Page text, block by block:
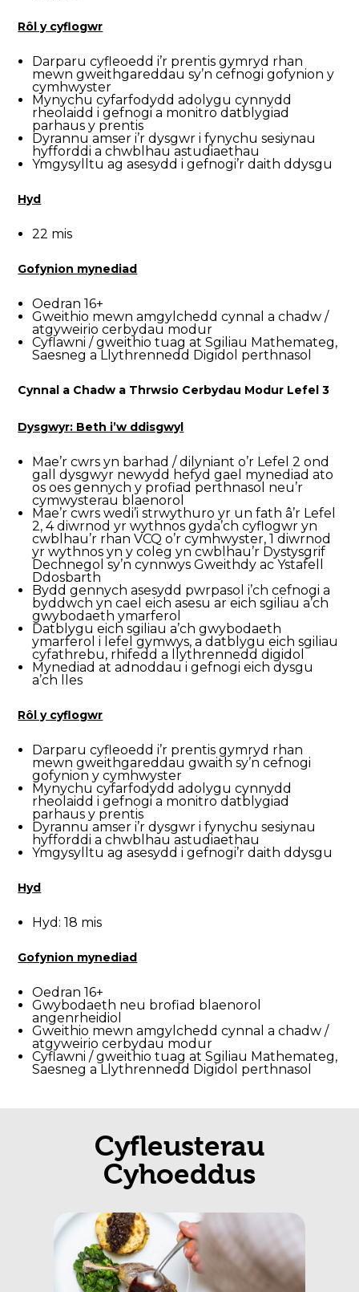
Rôl y cyflogwr
Darparu cyfleoedd i’r prentis gymryd rhan
mewn gweithgareddau sy’n cefnogi gofynion y
cymhwyster
Mynychu cyfarfodydd adolygu cynnydd
rheolaidd i gefnogi a monitro datblygiad
parhaus y prentis
Dyrannu amser i’r dysgwr i fynychu sesiynau
hyfforddi a chwblhau astudiaethau
Ymgysylltu ag asesydd i gefnogi’r daith ddysgu
Hyd
22 mis
Gofynion mynediad
Oedran 16+
Gweithio mewn amgylchedd cynnal a chadw /
atgyweirio cerbydau modur
Cyflawni / gweithio tuag at Sgiliau Mathemateg,
Saesneg a Llythrennedd Digidol perthnasol
Cynnal a Chadw a Thrwsio Cerbydau Modur Lefel 3
Dysgwyr: Beth i’w ddisgwyl
Mae’r cwrs yn barhad / dilyniant o’r Lefel 2 ond
gall dysgwyr newydd hefyd gael mynediad ato
os oes gennych y profiad perthnasol neu’r
cymwysterau blaenorol
Mae’r cwrs wedi’i strwythuro yr un fath â’r Lefel
2, 4 diwrnod yr wythnos gyda’ch cyflogwr yn
cwblhau’r rhan VCQ o’r cymhwyster, 1 diwrnod
yr wythnos yn y coleg yn cwblhau’r Dystysgrif
Dechnegol sy’n cynnwys Gweithdy ac Ystafell
Ddosbarth
Bydd gennych asesydd pwrpasol i’ch cefnogi a
byddwch yn cael eich asesu ar eich sgiliau a’ch
gwybodaeth ymarferol
Datblygu eich sgiliau a’ch gwybodaeth
ymarferol i lefel gymwys, a datblygu eich sgiliau
cyfathrebu, rhifedd a llythrennedd digidol
Mynediad at adnoddau i gefnogi eich dysgu
a’ch lles
Rôl y cyflogwr
Darparu cyfleoedd i’r prentis gymryd rhan
mewn gweithgareddau gwaith sy’n cefnogi
gofynion y cymhwyster
Mynychu cyfarfodydd adolygu cynnydd
rheolaidd i gefnogi a monitro datblygiad
parhaus y prentis
Dyrannu amser i’r dysgwr i fynychu sesiynau
hyfforddi a chwblhau astudiaethau
Ymgysylltu ag asesydd i gefnogi’r daith ddysgu
Hyd
Hyd: 18 mis
Gofynion mynediad
Oedran 16+
Gwybodaeth neu brofiad blaenorol
angenrheidiol
Gweithio mewn amgylchedd cynnal a chadw /
atgyweirio cerbydau modur
Cyflawni / gweithio tuag at Sgiliau Mathemateg,
Saesneg a Llythrennedd Digidol perthnasol
Cyfleusterau
Cyhoeddus